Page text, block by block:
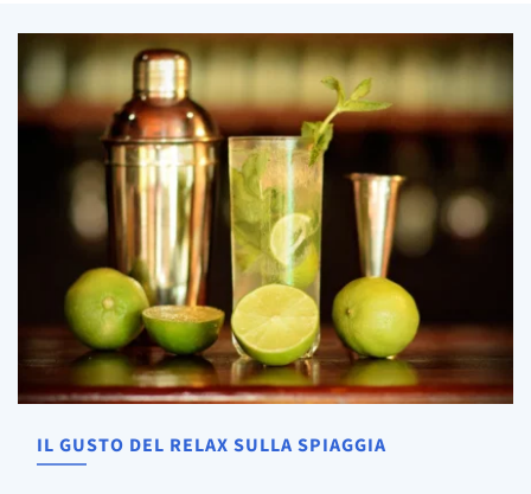
IL GUSTO DEL RELAX SULLA SPIAGGIA